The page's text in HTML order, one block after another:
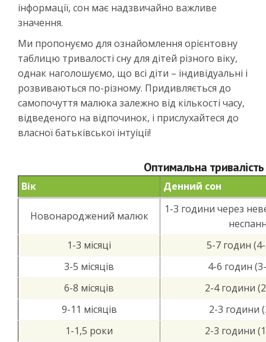
інформації, сон має надзвичайно важливе
значення.
Ми пропонуємо для ознайомлення орієнтовну
таблицю тривалості сну для дітей різного віку,
однак наголошуємо, що всі діти – індивідуальні і
розвиваються по-різному. Придивляється до
самопочуття малюка залежно від кількості часу,
відведеного на відпочинок, і прислухайтеся до
власної батьківської інтуіції!
Оптимальна тривалість
Вік Денний сон
Новонароджений малюк
1-3 години через
1-3 місяці
5-7 годин (4-
3-5 місяців
4-6 годин
6-8 місяців
2-4 години
9-11 місяців
2-3 години
1-1,5 роки
2-3 години